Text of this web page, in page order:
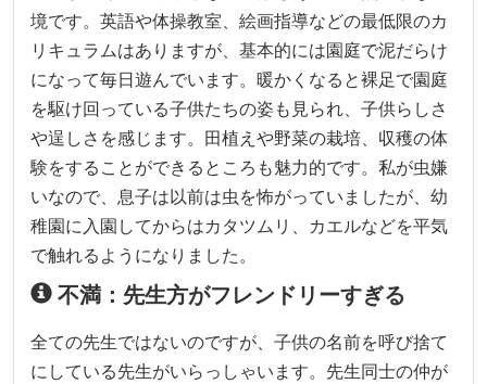
境です。英語や体操教室、絵画指導などの最低限のカ
リキュラムはありますが、基本的には園庭で泥だらけ
になって毎日遊んでいます。暖かくなると裸足で園庭
を駆け回っている子供たちの姿も見られ、子供らしさ
や逞しさを感じます。田植えや野菜の栽培、収穫の体
験をすることができるところも魅力的です。私が虫嫌
いなので、息子は以前は虫を怖がっていましたが、幼
稚園に入園してからはカタツムリ、カエルなどを平気
で触れるようになりました。
不満：先生方がフレンドリーすぎる
全ての先生ではないのですが、子供の名前を呼び捨て
にしている先生がいらっしゃいます。先生同士の仲が